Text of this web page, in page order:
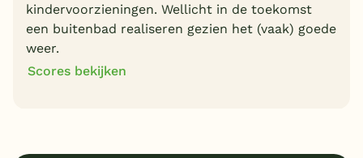
kindervoorzieningen. Wellicht in de toekomst
een buitenbad realiseren gezien het (vaak) goede
weer.
Scores bekijken